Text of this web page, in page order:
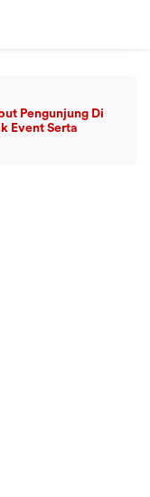
Pengunjung Di
Event Serta